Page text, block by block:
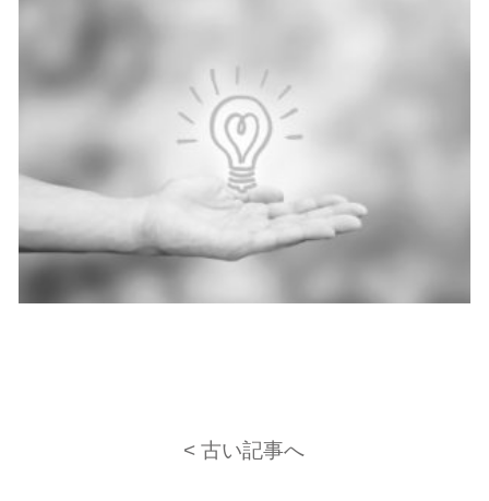
< 古い記事へ